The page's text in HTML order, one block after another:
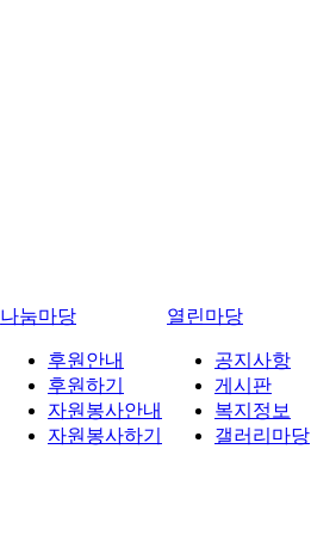
나눔마당
후원안내
후원하기
자원봉사안내
자원봉사하기
열린마당
공지사항
게시판
복지정보
갤러리마당